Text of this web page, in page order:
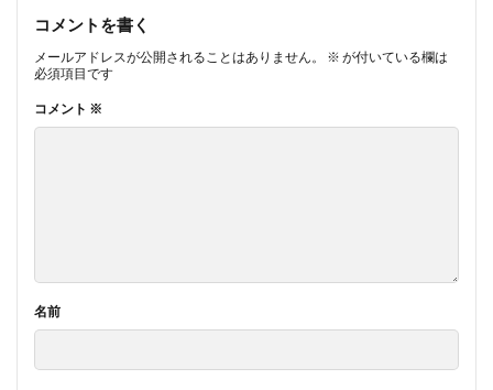
コメントを書く
メールアドレスが公開されることはありません。 ※ が付いている欄は
必須項目です
コメント ※
名前